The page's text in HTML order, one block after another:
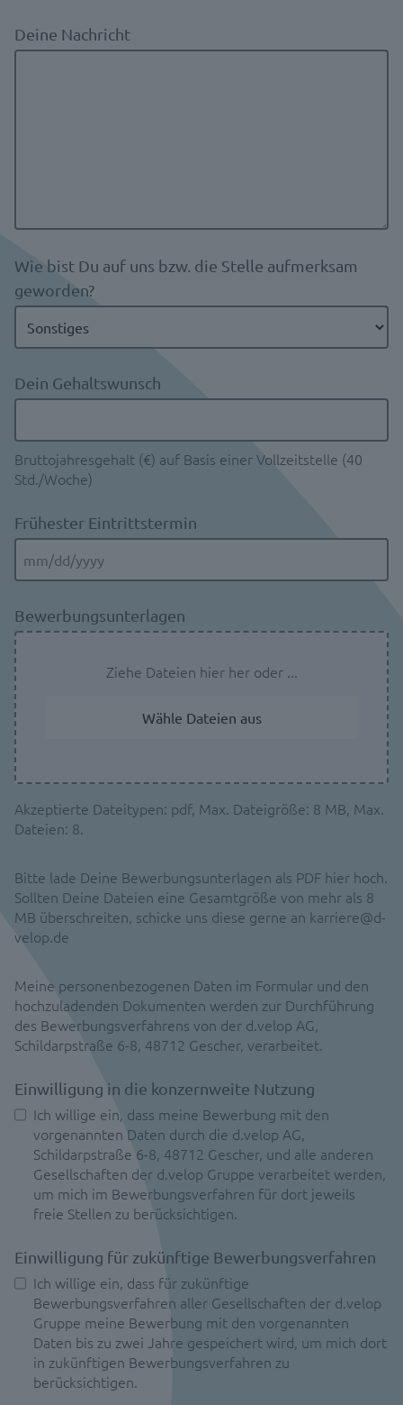
Deine Nachricht
Wie bist Du auf uns bzw. die Stelle aufmerksam
geworden?
Dein Gehaltswunsch
Bruttojahresgehalt (€) auf Basis einer Vollzeitstelle (40
Std./Woche)
Frühester Eintrittstermin
Bewerbungsunterlagen
Ziehe Dateien hier her oder
Wähle Dateien aus
Akzeptierte Dateitypen: pdf, Max. Dateigröße: 8 MB, Max.
Dateien: 8.
Bitte lade Deine Bewerbungsunterlagen als PDF hier hoch.
Sollten Deine Dateien eine Gesamtgröße von mehr als 8
MB überschreiten, schicke uns diese gerne an karriere@d-
velop.de
Meine personenbezogenen Daten im Formular und den
hochzuladenden Dokumenten werden zur Durchführung
des Bewerbungsverfahrens von der d.velop AG,
Schildarpstraße 6-8, 48712 Gescher, verarbeitet.
Einwilligung in die konzernweite Nutzung
Ich willige ein, dass meine Bewerbung mit den
vorgenannten Daten durch die d.velop AG,
Schildarpstraße 6-8, 48712 Gescher, und alle anderen
Gesellschaften der d.velop Gruppe verarbeitet werden,
um mich im Bewerbungsverfahren für dort jeweils
freie Stellen zu berücksichtigen.
Einwilligung für zukünftige Bewerbungsverfahren
Ich willige ein, dass für zukünftige
Bewerbungsverfahren aller Gesellschaften der d.velop
Gruppe meine Bewerbung mit den vorgenannten
Daten bis zu zwei Jahre gespeichert wird, um mich dort
in zukünftigen Bewerbungsverfahren zu
berücksichtigen.